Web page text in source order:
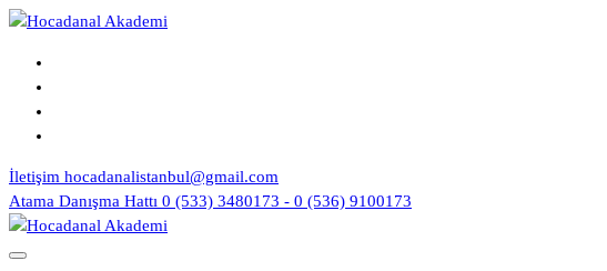
İçeriğe
İletişim hocadanalistanbul@gmail.com
Atama Danışma Hattı 0 (533) 3480173 - 0 (536) 9100173